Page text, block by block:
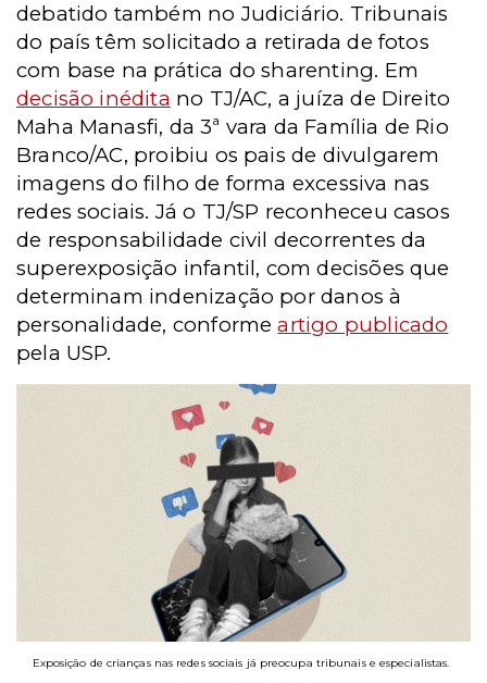
debatido também no Judiciário. Tribunais
do país têm solicitado a retirada de fotos
com base na prática do sharenting. Em
decisão inédita no TJ/AC, a juíza de Direito
Maha Manasfi, da 3ª vara da Família de Rio
Branco/AC, proibiu os pais de divulgarem
imagens do filho de forma excessiva nas
redes sociais. Já o TJ/SP reconheceu casos
de responsabilidade civil decorrentes da
superexposição infantil, com decisões que
determinam indenização por danos à
personalidade, conformeartigo publicado
pela USP.
Exposição de crianças nas redes sociais já preocupa tribunais e especialistas.